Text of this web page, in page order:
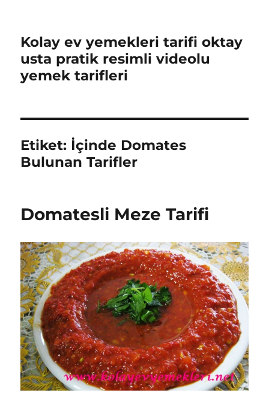
Kolay ev yemekleri tarifi oktay
usta pratik resimli videolu
yemek tarifleri
Etiket: İçinde Domates
Bulunan Tarifler
Domatesli Meze Tarifi